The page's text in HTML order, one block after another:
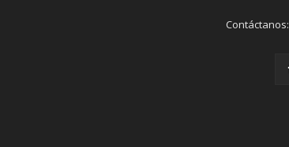
Contáctanos: